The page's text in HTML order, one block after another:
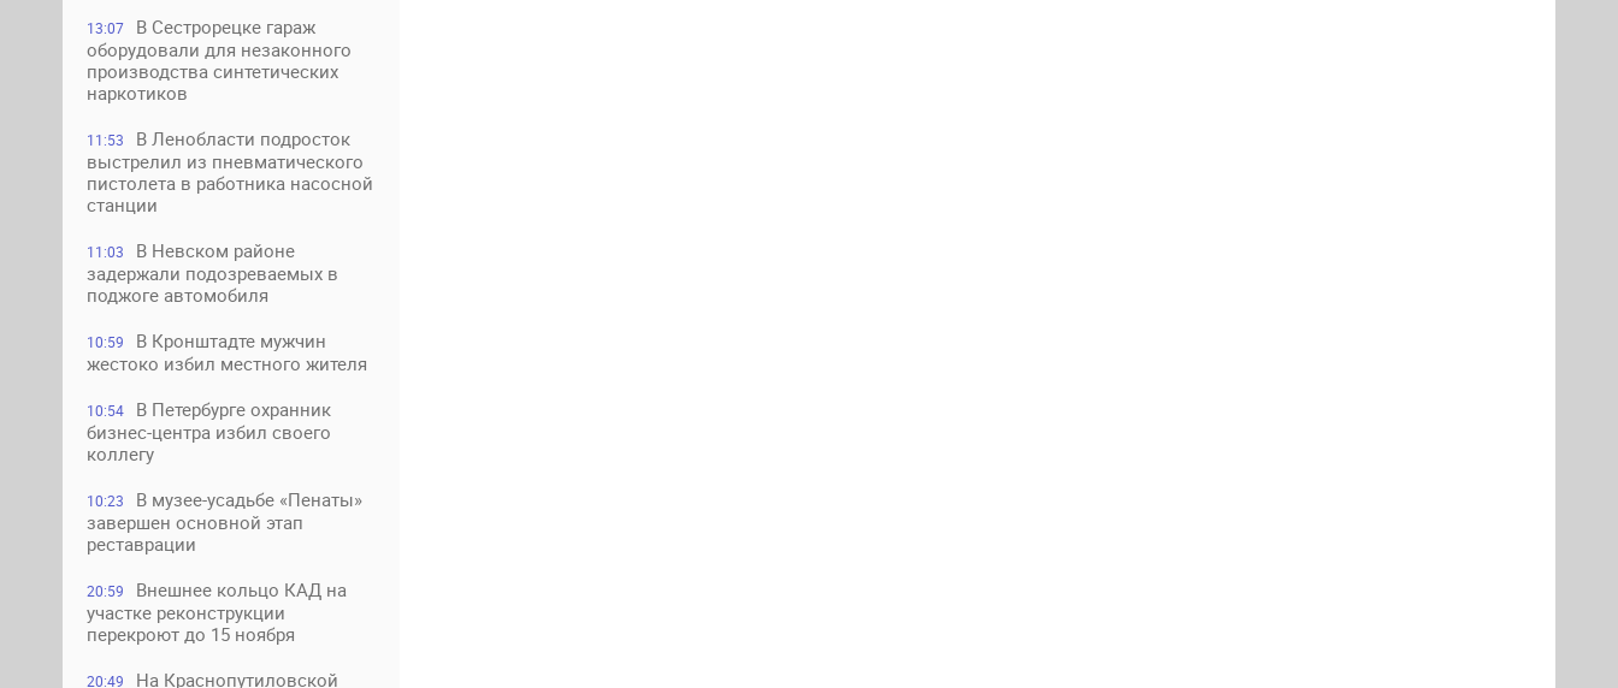
13:07
В Сестрорецке гараж
оборудовали для незаконного
производства синтетических
наркотиков
11:53
В Ленобласти подросток
выстрелил из пневматического
пистолета в работника насосной
станции
11:03
В Невском районе
задержали подозреваемых в
поджоге автомобиля
10:59
В Кронштадте мужчин
жестоко избил местного жителя
10:54
В Петербурге охранник
бизнес-центра избил своего
коллегу
10:23
В музее-усадьбе «Пенаты»
завершен основной этап
реставрации
20:59
Внешнее кольцо КАД на
участке реконструкции
перекроют до 15 ноября
20:49
На Краснопутиловской